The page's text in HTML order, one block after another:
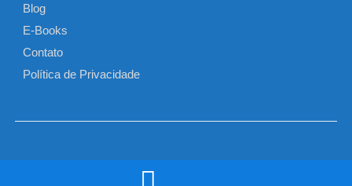
Blog
E-Books
Contato
Política de Privacidade